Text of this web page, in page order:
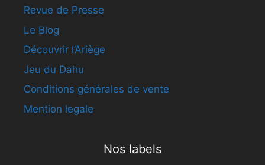
Revue de Presse
Le Blog
Découvrir l’Ariège
Jeu du Dahu
Conditions générales de vente
Mention legale
Nos labels